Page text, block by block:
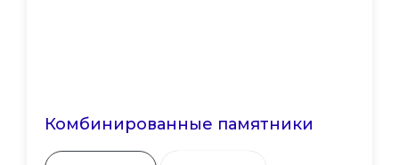
Комбинированные памятники